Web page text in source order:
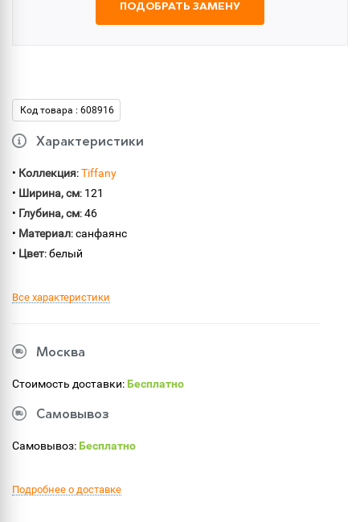
ПОДОБРАТЬ ЗАМЕНУ
Код товара : 608916
Характеристики
• Коллекция:Tiffany
• Ширина, см: 121
• Глубина, см: 46
• Материал: санфаянс
• Цвет: белый
Все характеристики
Москва
Стоимость доставки:Бесплатно
Самовывоз
Самовывоз:Бесплатно
Подробнее о доставке